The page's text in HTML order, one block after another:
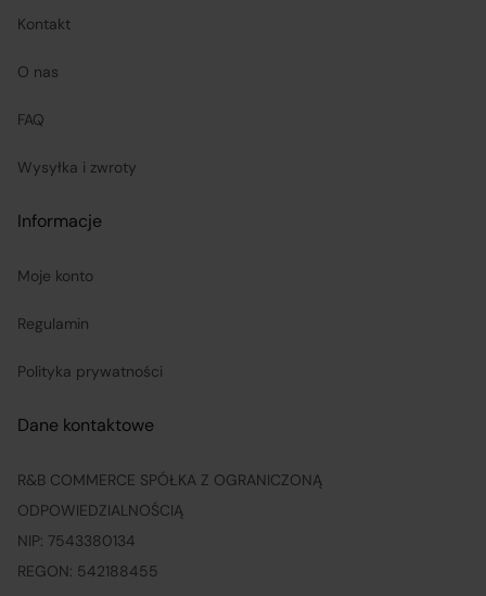
Kontakt
O nas
FAQ
Wysyłka i zwroty
Informacje
Moje konto
Regulamin
Polityka prywatności
Dane kontaktowe
R&B COMMERCE SPÓŁKA Z OGRANICZONĄ
ODPOWIEDZIALNOŚCIĄ
NIP: 7543380134
REGON: 542188455
zwrotu ceny i kosztów dostawy.
sprzedaży, w tym za dostarczenie towarów zgodnych z
Platformie;
zgodnie z jej treścią;
z zawartej umowy sprzedaży, przy czym obowiązki
zakresie reklamacji i odstąpienia od umowy wykonuje
w ich imieniu Operator Platformy.